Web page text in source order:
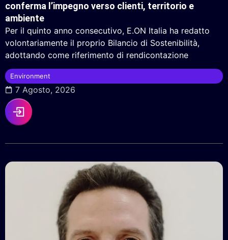
conferma l’impegno verso clienti, territorio e
ambiente
Per il quinto anno consecutivo, E.ON Italia ha redatto
volontariamente il proprio Bilancio di Sostenibilità,
adottando come riferimento di rendicontazione
Environment
7 Agosto, 2026